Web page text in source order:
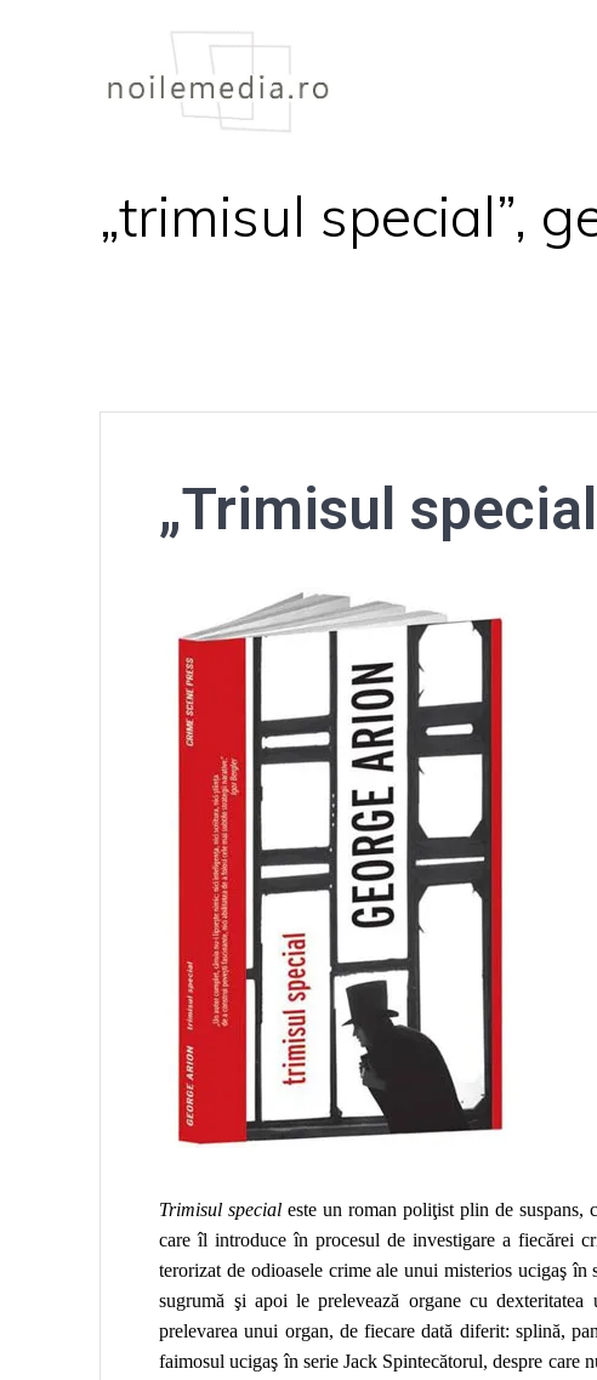
„trimisul special”,
„Trimisul
Trimisul specialeste un roman poliţist plin de suspans,
care îl introduce în procesul de investigare a fiecărei
terorizat de odioasele crime ale unui misterios ucigaş
sugrumă şi apoi le prelevează organe cu
prelevarea unui organ, de fiecare dată diferit: splină,
faimosul ucigaş în serie Jack Spintecătorul, despre